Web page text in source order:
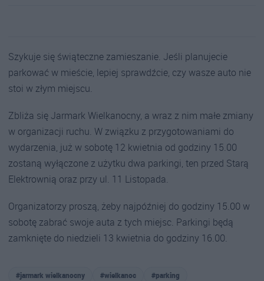
Szykuje się świąteczne zamieszanie. Jeśli planujecie
parkować w mieście, lepiej sprawdźcie, czy wasze auto nie
stoi w złym miejscu.
Zbliża się Jarmark Wielkanocny, a wraz z nim małe zmiany
w organizacji ruchu. W związku z przygotowaniami do
wydarzenia, już w sobotę 12 kwietnia od godziny 15.00
zostaną wyłączone z użytku dwa parkingi, ten przed Starą
Elektrownią oraz przy ul. 11 Listopada.
Organizatorzy proszą, żeby najpóźniej do godziny 15.00 w
sobotę zabrać swoje auta z tych miejsc. Parkingi będą
zamknięte do niedzieli 13 kwietnia do godziny 16.00.
#jarmark wielkanocny #wielkanoc
#parking